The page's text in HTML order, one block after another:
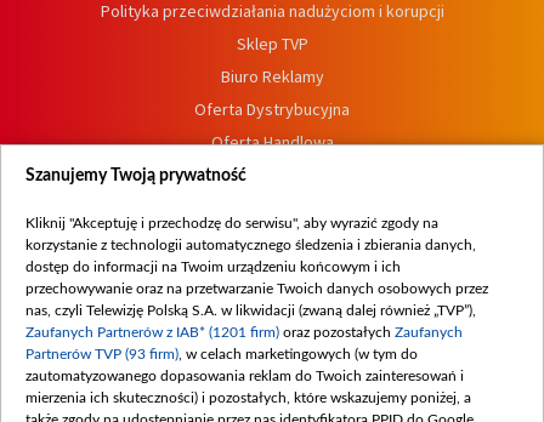
Polityka przeciwdziałania nadużyciom i korupcji
Sklep TVP
Biuro Reklamy
Oferta Dystrybucyjna
Oferta Handlowa
Dostępność
Procedura zgłoszeń wewnętrznych
Szanujemy Twoją prywatność
Kliknij "Akceptuję i przechodzę do serwisu", aby wyrazić zgody na
korzystanie z technologii automatycznego śledzenia i zbierania danych,
dostęp do informacji na Twoim urządzeniu końcowym i ich
przechowywanie oraz na przetwarzanie Twoich danych osobowych przez
nas, czyli Telewizję Polską S.A. w likwidacji (zwaną dalej również „TVP”),
Zaufanych Partnerów z IAB* (1201 firm) oraz pozostałych Zaufanych
Partnerów TVP (93 firm) , w celach marketingowych (w tym do
zautomatyzowanego dopasowania reklam do Twoich zainteresowań i
mierzenia ich skuteczności) i pozostałych, które wskazujemy poniżej, a